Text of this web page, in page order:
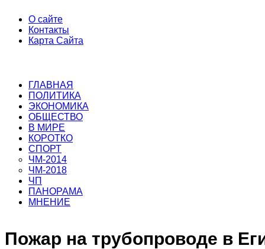
О сайте
Контакты
Карта Сайта
ГЛАВНАЯ
ПОЛИТИКА
ЭКОНОМИКА
ОБЩЕСТВО
В МИРЕ
КОРОТКО
СПОРТ
ЧМ-2014
ЧМ-2018
ЧП
ПАНОРАМА
МНЕНИЕ
Пожар на трубопроводе в